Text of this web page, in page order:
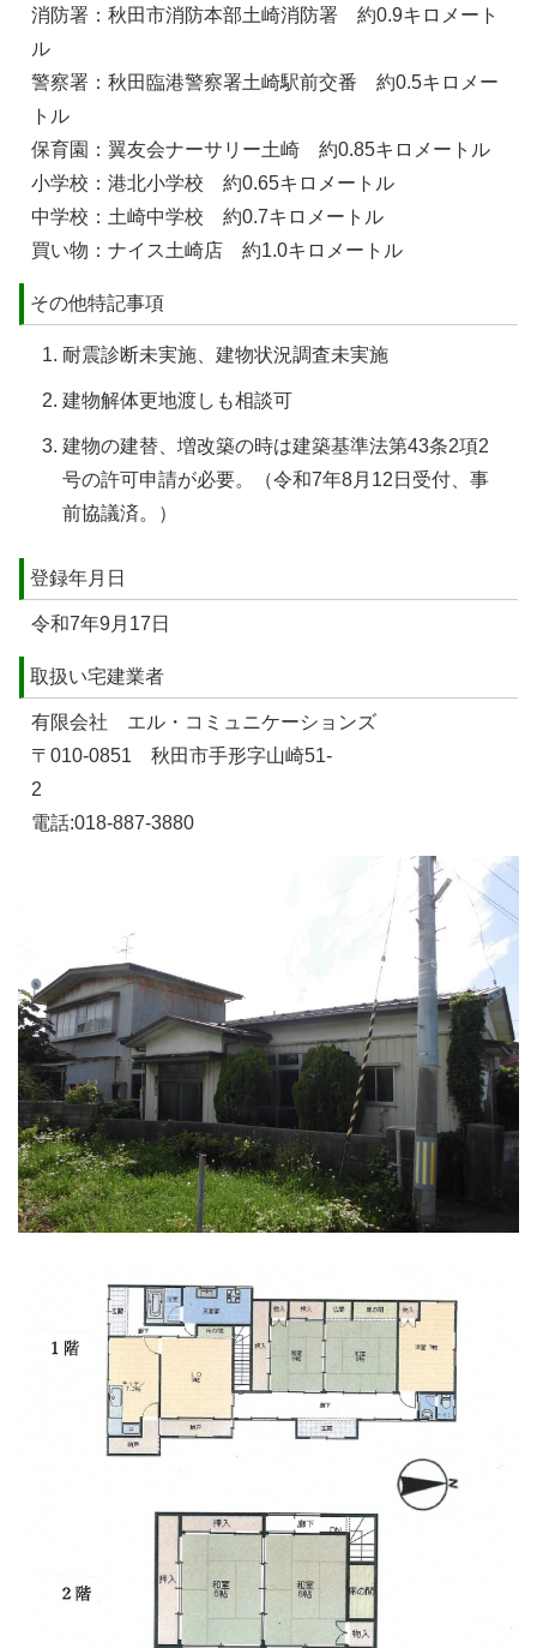
消防署：秋田市消防本部土崎消防署 約0.9キロメート
ル
警察署：秋田臨港警察署土崎駅前交番 約0.5キロメー
トル
保育園：翼友会ナーサリー土崎 約0.85キロメートル
小学校：港北小学校 約0.65キロメートル
中学校：土崎中学校 約0.7キロメートル
買い物：ナイス土崎店 約1.0キロメートル
その他特記事項
耐震診断未実施、建物状況調査未実施
建物解体更地渡しも相談可
建物の建替、増改築の時は建築基準法第43条2項2
号の許可申請が必要。（令和7年8月12日受付、事
前協議済。）
登録年月日
令和7年9月17日
取扱い宅建業者
有限会社 エル・コミュニケーションズ
〒010-0851 秋田市手形字山崎51-
2
電話:018-887-3880